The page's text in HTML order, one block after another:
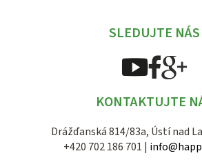
SLEDUJTE NÁS
KONTAKTUJTE
Drážďanská 814/83a, Ústí nad
+420 702 186 701 |